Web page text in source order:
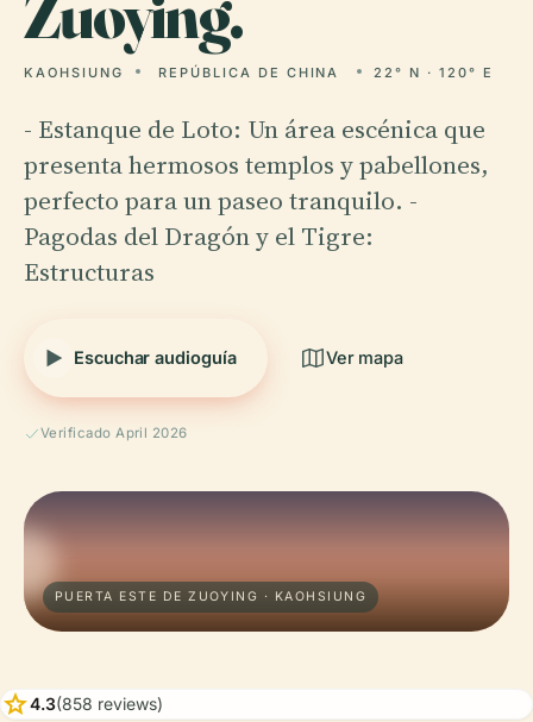
KAOHSIUNG REPÚBLICA DE CHINA 22° N · 120° E
- Estanque de Loto: Un área escénica que
presenta hermosos templos y pabellones,
perfecto para un paseo tranquilo. -
Pagodas del Dragón y el Tigre:
Estructuras
Escuchar audioguía Ver mapa
Verificado April 2026
PUERTA ESTE DE ZUOYING · KAOHSIUNG
star4.3(858 reviews)